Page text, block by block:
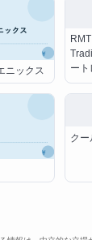
ニックス
ート
クー